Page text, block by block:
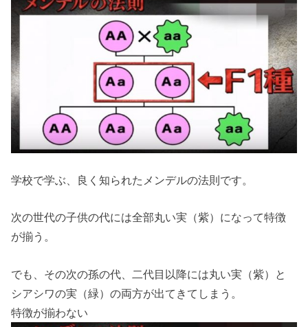
学校で学ぶ、良く知られたメンデルの法則です。
次の世代の子供の代には全部丸い実（紫）になって特徴
が揃う。
でも、その次の孫の代、二代目以降には丸い実（紫）と
シアシワの実（緑）の両方が出てきてしまう。
特徴が揃わない